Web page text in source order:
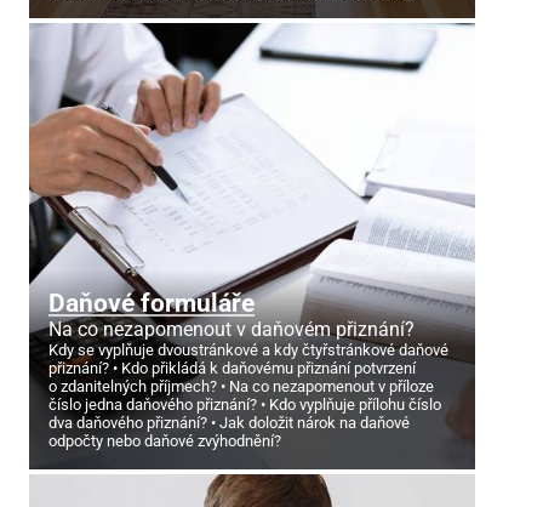
Daňové formuláře
Na co nezapomenout v daňovém přiznání?
Kdy se vyplňuje dvoustránkové a kdy čtyřstránkové daňové
přiznání?
Kdo přikládá k daňovému přiznání potvrzení
o zdanitelných příjmech?
Na co nezapomenout v příloze
číslo jedna daňového přiznání?
Kdo vyplňuje přílohu číslo
dva daňového přiznání?
Jak doložit nárok na daňové
odpočty nebo daňové zvýhodnění?